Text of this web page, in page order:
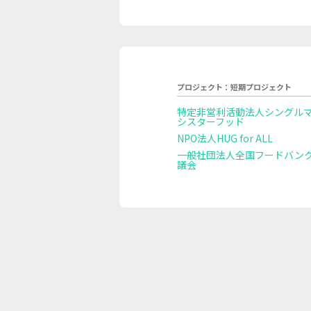
プロジェクト：短期プロジェクト
特定非営利活動法人シングル
シスターフッド
NPO法人HUG for ALL
一般社団法人全国フードバン
議会